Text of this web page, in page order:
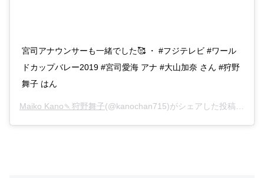
宮司アナウンサーも一緒でした🥰 ・ #フジテレビ #ワール
ドカップバレー2019 #宮司愛海 アナ #大山加奈 さん #狩野
舞子 はん
Maiko Kano🍡狩野舞子(@kanochan715)がシェアした投稿 –